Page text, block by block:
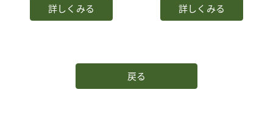
詳しくみる 詳しくみる
戻る